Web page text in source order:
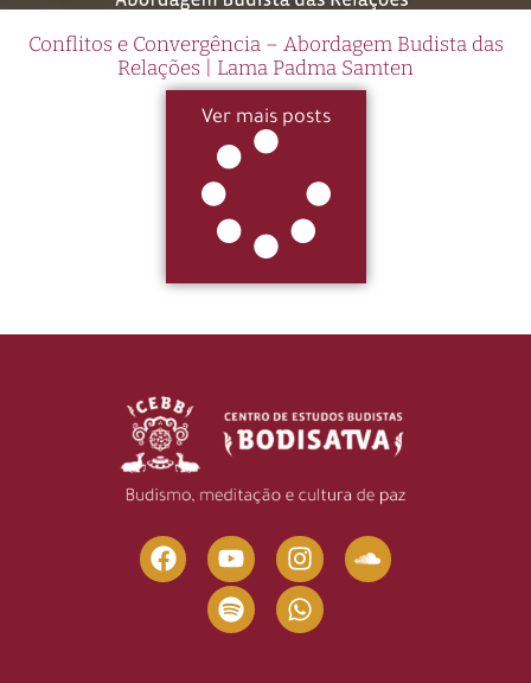
Conflitos e Convergência – Abordagem Budista das
Relações | Lama Padma Samten
Ver mais posts